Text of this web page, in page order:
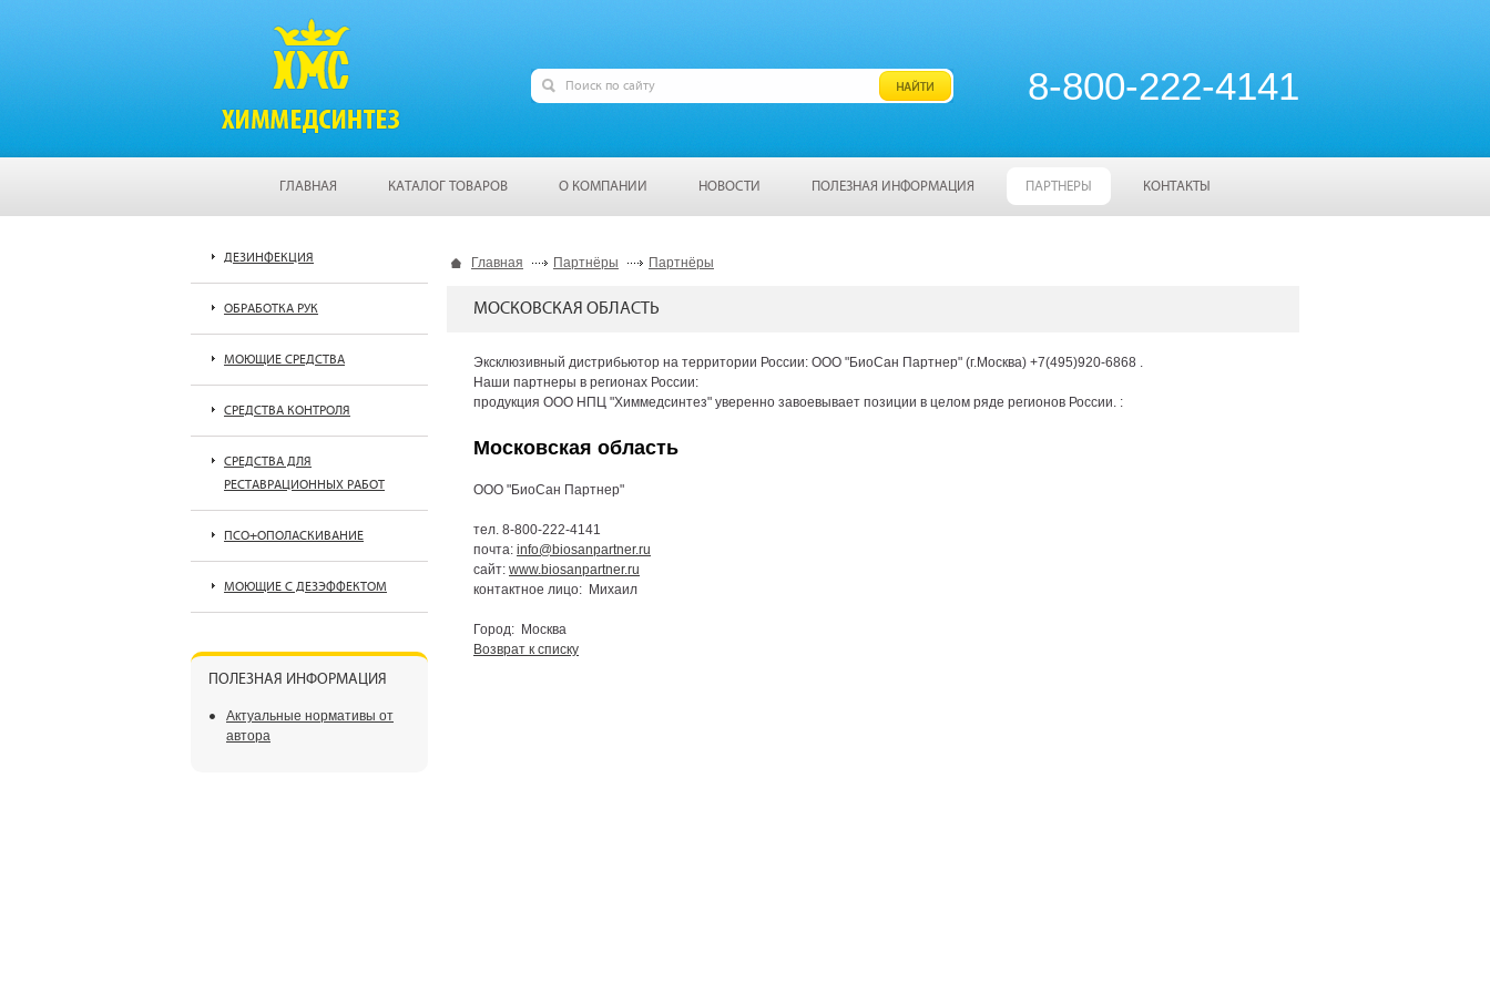
8-800-222-4141
ГЛАВНАЯ КАТАЛОГ ТОВАРОВ О КОМПАНИИ НОВОСТИ ПОЛЕЗНАЯ ИНФОРМАЦИЯ ПАРТНЕРЫ КОНТАКТЫ
Главная Партнёры Партнёры
МОСКОВСКАЯ ОБЛАСТЬ
Эксклюзивный дистрибьютор на территории России: ООО "БиоСан Партнер" (г.Москва) +7(495)920-6868 .
Наши партнеры в регионах России:
продукция ООО НПЦ "Химмедсинтез" уверенно завоевывает позиции в целом ряде регионов России. :
Московская область
ООО "БиоСан Партнер"
тел. 8-800-222-4141
почта: info@biosanpartner.ru
сайт: www.biosanpartner.ru
контактное лицо: Михаил
Город: Москва
Возврат к списку
ДЕЗИНФЕКЦИЯ
ОБРАБОТКА РУК
МОЮЩИЕ СРЕДСТВА
СРЕДСТВА КОНТРОЛЯ
СРЕДСТВА ДЛЯ
РЕСТАВРАЦИОННЫХ РАБОТ
ПСО+ОПОЛАСКИВАНИЕ
МОЮЩИЕ С ДЕЗЭФФЕКТОМ
ПОЛЕЗНАЯ ИНФОРМАЦИЯ
Актуальные нормативы от
автора